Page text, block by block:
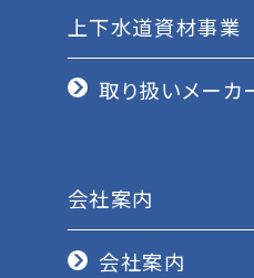
上下水道資材事業
取り扱いメーカ
会社案内
会社案内